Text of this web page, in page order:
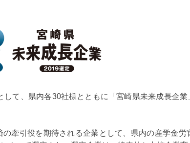
て、県内各30社様とともに「宮崎県未来成長企業
の牽引役を期待される企業として、県内の産学金労